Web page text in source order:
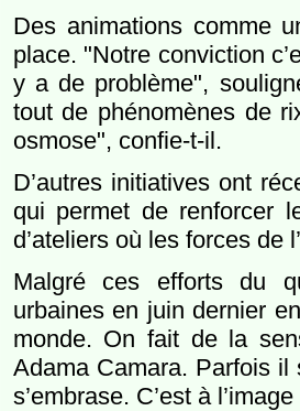
Des animations comme
place. "Notre conviction
y a de problème",
tout de phénomènes de
osmose", confie-t-il.
D’autres initiatives ont
qui permet de renforcer
d’ateliers où les forces de
Malgré ces efforts du
urbaines en juin dernier
monde. On fait de la
Adama Camara. Parfois il
s’embrase. C’est à